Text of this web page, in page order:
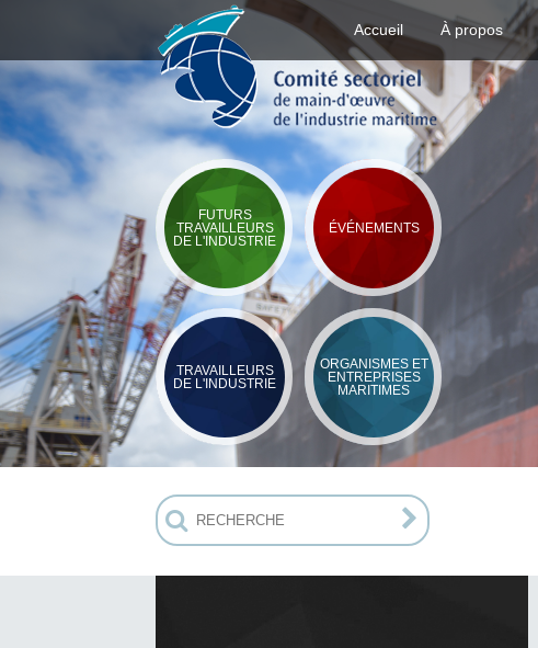
Accueil À propos
FUTURS
TRAVAILLEURS
DE L'INDUSTRIE
ÉVÉNEMENTS
TRAVAILLEURS
DE L'INDUSTRIE
ORGANISMES ET
ENTREPRISES
MARITIMES